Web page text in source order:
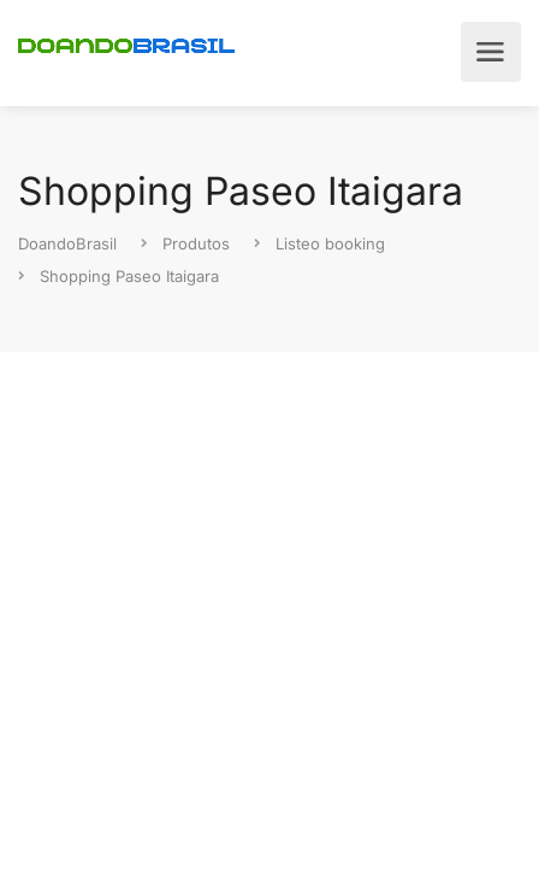
Shopping Paseo Itaigara
DoandoBrasil Produtos
Listeo booking
Shopping Paseo Itaigara